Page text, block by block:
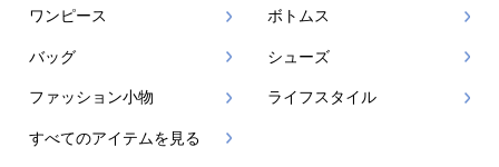
ワンピース ボトムス
バッグ シューズ
ファッション小物 ライフスタイル
すべてのアイテムを見る